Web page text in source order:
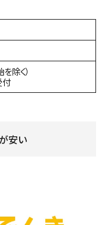
除く）
付
安い